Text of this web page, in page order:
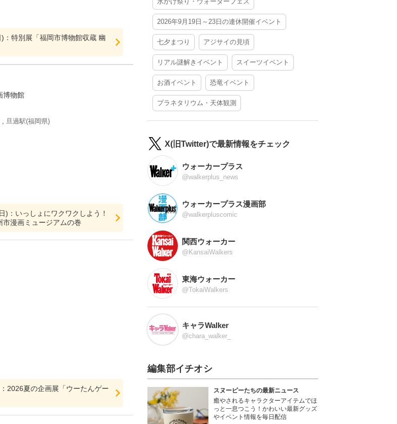
特別展「福岡市博物館収蔵 幽
博物館
, 旦過駅(福岡県)
：いっしょにワクワクしよう！
漫画ミュージアムの巻
2026夏の企画展「ウーたんゲー
2026年9月19日～23日の連休開催イベント
七夕まつり アジサイの見頃
リアル謎解きイベント スイーツイベント
お酒イベント 恐竜イベント
プラネタリウム・天体観測
X(旧Twitter)で最新情報をチェック
ウォーカープラス
@walkerplus_news
ウォーカープラス漫画部
@walkerpluscomic
関西ウォーカー
@KansaiWalkers
東海ウォーカー
@TokaiWalkers
キャラWalker
@chara_walker_
編集部イチオシ
スヌーピーたちの最新ニュース
癒やされるキャラクターアイテムでほ
っと一息つこう！かわいい最新グッズ
やイベント情報を毎日配信